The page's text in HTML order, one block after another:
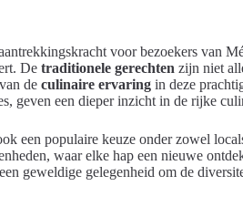
voor bezoekers van
De traditionele gerechten zijn niet
de culinaire ervaring in deze
geven een dieper inzicht in de rijke
een populaire keuze onder zowel
waar elke hap een nieuwe
geweldige gelegenheid om de